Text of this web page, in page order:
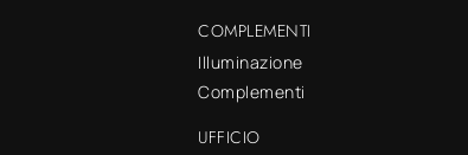
COMPLEMENTI
Illuminazione
Complementi
UFFICIO